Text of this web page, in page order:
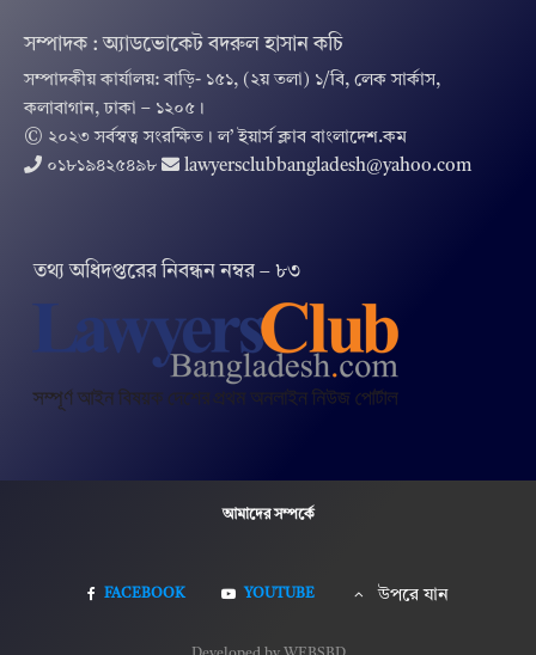
সম্পাদক : অ্যাডভোকেট বদরুল হাসান কচি
সম্পাদকীয় কার্যালয়: বাড়ি- ১৫১, (২য় তলা) ১/বি, লেক সার্কাস,
কলাবাগান, ঢাকা – ১২০৫।
© ২০২৩ সর্বস্বত্ব সংরক্ষিত । ল’ ইয়ার্স ক্লাব বাংলাদেশ.কম
০১৮১৯৪২৫৪৯৮
lawyersclubbangladesh@yahoo.com
তথ‌্য অ‌ধিদপ্ত‌রের নিবন্ধন নম্বর – ৮৩
আমাদের সম্পর্কে
FACEBOOK YOUTUBE উপরে যান